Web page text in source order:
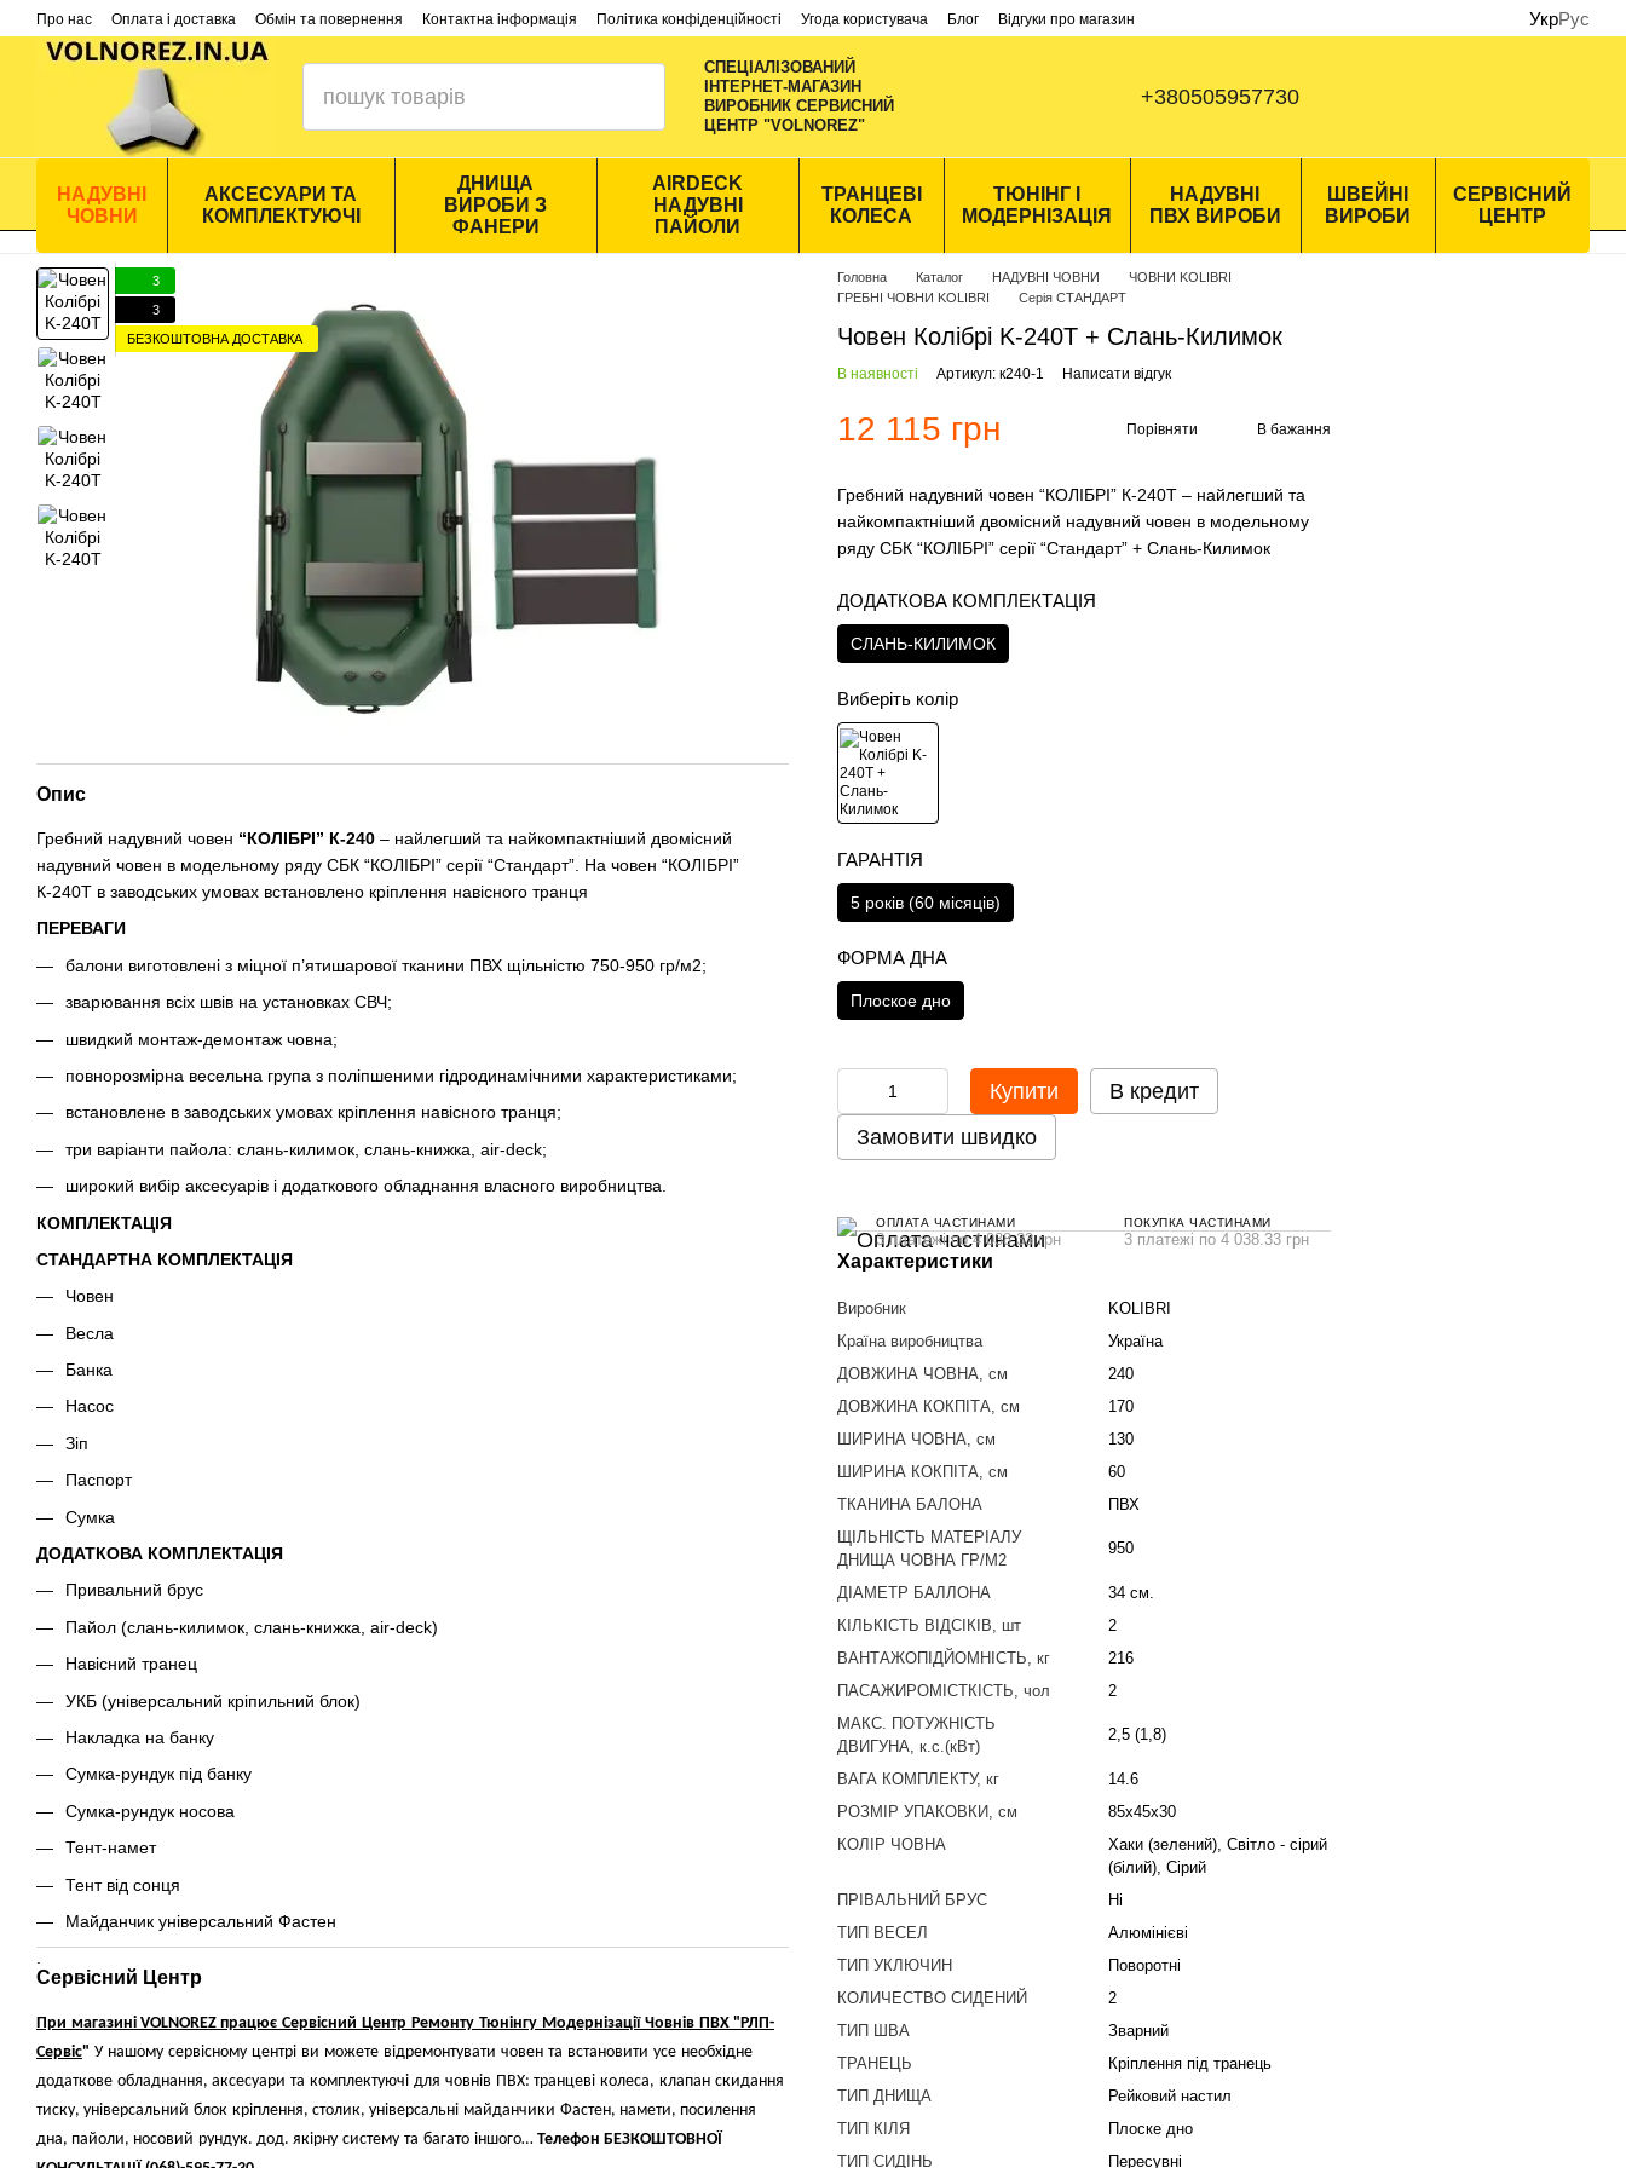
Перейти до основного контенту
Про нас Оплата і доставка Обмін та повернення Контактна інформація Політика конфіденційності Угода користувача Блог Відгуки про магазин УкрРус
СПЕЦІАЛІЗОВАНИЙ
ІНТЕРНЕТ-МАГАЗИН
ВИРОБНИК CЕРВИСНИЙ
ЦЕНТР "VOLNOREZ"
+380505957730
НАДУВНІ
ЧОВНИ
АКСЕСУАРИ ТА
КОМПЛЕКТУЮЧІ
ДНИЩА
ВИРОБИ З
ФАНЕРИ
AIRDECK
НАДУВНІ
ПАЙОЛИ
ТРАНЦЕВІ
КОЛЕСА
ТЮНІНГ І
МОДЕРНІЗАЦІЯ
НАДУВНІ
ПВХ ВИРОБИ
ШВЕЙНІ
ВИРОБИ
СЕРВІСНИЙ
ЦЕНТР
3
3
БЕЗКОШТОВНА ДОСТАВКА
Опис
Гребний надувний човен “КОЛІБРІ” К-240 – найлегший та найкомпактніший двомісний
надувний човен в модельному ряду СБК “КОЛІБРІ” серії “Стандарт”. На човен “КОЛІБРІ”
К-240Т в заводських умовах встановлено кріплення навісного транця
ПЕРЕВАГИ
балони виготовлені з міцної п’ятишарової тканини ПВХ щільністю 750-950 гр/м2;
зварювання всіх швів на установках СВЧ;
швидкий монтаж-демонтаж човна;
повнорозмірна весельна група з поліпшеними гідродинамічними характеристиками;
встановлене в заводських умовах кріплення навісного транця;
три варіанти пайола: слань-килимок, слань-книжка, air-deck;
широкий вибір аксесуарів і додаткового обладнання власного виробництва.
КОМПЛЕКТАЦІЯ
СТАНДАРТНА КОМПЛЕКТАЦІЯ
Човен
Весла
Банка
Насос
Зіп
Паспорт
Сумка
ДОДАТКОВА КОМПЛЕКТАЦІЯ
Привальний брус
Пайол (слань-килимок, слань-книжка, air-deck)
Навісний транец
УКБ (універсальний кріпильний блок)
Накладка на банку
Сумка-рундук під банку
Сумка-рундук носова
Тент-намет
Тент від сонця
Майданчик універсальний Фастен
.
Сервісний Центр
При магазині VOLNOREZ працює Сервісний Центр Ремонту Тюнінгу Модернізації Човнів ПВХ "РЛП-
Сервіс" У нашому сервісному центрі ви можете відремонтувати човен та встановити усе необхідне
додаткове обладнання, аксесуари та комплектуючі для човнів ПВХ: транцеві колеса, клапан скидання
тиску, універсальний блок кріплення, столик, універсальні майданчики Фастен, намети, посилення
дна, пайоли, носовий рундук. дод. якірну систему та багато іншого… Телефон БЕЗКОШТОВНОЇ
Головна Каталог НАДУВНІ ЧОВНИ
ЧОВНИ KOLIBRI
ГРЕБНІ ЧОВНИ KOLIBRI
Серія СТАНДАРТ
Човен Колібрі K-240Т + Слань-Килимок
В наявності Артикул: к240-1 Написати відгук
12 115 грн Порівняти В бажання
Гребний надувний човен “КОЛІБРІ” К-240Т – найлегший та
найкомпактніший двомісний надувний човен в модельному
ряду СБК “КОЛІБРІ” серії “Стандарт” + Слань-Килимок
ДОДАТКОВА КОМПЛЕКТАЦІЯ
СЛАНЬ-КИЛИМОК
Виберіть колір
ГАРАНТІЯ
5 років (60 місяців)
ФОРМА ДНА
Плоское дно
Купити
В кредит
Замовити швидко
ОПЛАТА ЧАСТИНАМИ
3 платежі по 4 038.33 грн
ПОКУПКА ЧАСТИНАМИ
3 платежі по 4 038.33 грн
Характеристики
Виробник
KOLIBRI
Країна виробництва
Україна
ДОВЖИНА ЧОВНА, см
240
ДОВЖИНА КОКПІТА, см
170
ШИРИНА ЧОВНА, см
130
ШИРИНА КОКПІТА, см
60
ТКАНИНА БАЛОНА
ПВХ
ЩІЛЬНІСТЬ МАТЕРІАЛУ
ДНИЩА ЧОВНА ГР/М2
950
ДІАМЕТР БАЛЛОНА
34 см.
КІЛЬКІСТЬ ВІДСІКІВ, шт
2
ВАНТАЖОПІДЙОМНІСТЬ, кг
216
ПАСАЖИРОМІСТКІСТЬ, чол
2
МАКС. ПОТУЖНІСТЬ
ДВИГУНА, к.с.(кВт)
2,5 (1,8)
ВАГА КОМПЛЕКТУ, кг
14.6
РОЗМІР УПАКОВКИ, см
85х45х30
КОЛІР ЧОВНА
Хаки (зелений), Світло - сірий
(білий), Сірий
ПРІВАЛЬНИЙ БРУС
Ні
ТИП ВЕСЕЛ
Алюмінієві
ТИП УКЛЮЧИН
Поворотні
КОЛИЧЕСТВО СИДЕНИЙ
2
ТИП ШВА
Зварний
ТРАНЕЦЬ
Кріплення під транець
ТИП ДНИЩА
Рейковий настил
ТИП КІЛЯ
Плоске дно
ТИП СИДІНЬ
Пересувні